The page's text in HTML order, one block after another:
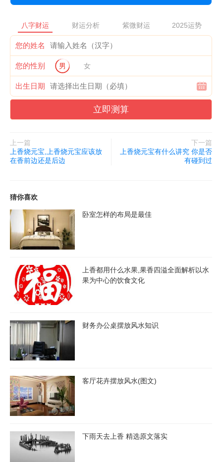
八字财运 财运分析 紫微财运 2025运势
您的姓名
您的性别 男 女
出生日期
立即测算
上一篇
上香烧元宝,上香烧元宝应该放
在香前边还是后边
下一篇
上香烧元宝有什么讲究 你是否
有碰到过
猜你喜欢
卧室怎样的布局是最佳
上香都用什么水果,果香四溢全面解析以水
果为中心的饮食文化
财务办公桌摆放风水知识
客厅花卉摆放风水(图文)
下雨天去上香 精选原文落实